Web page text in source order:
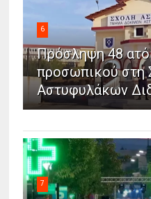
6
Πρόσληψη 48
προσωπικού στη
Αστυφυλάκων
7